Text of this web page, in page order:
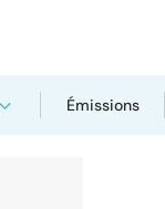
Émissions